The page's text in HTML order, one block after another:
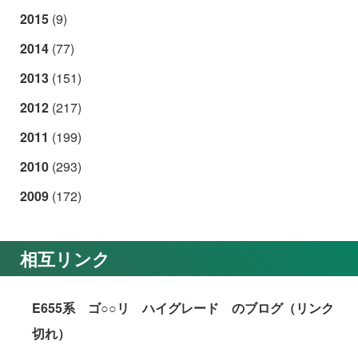
2015 (9)
2014 (77)
2013 (151)
2012 (217)
2011 (199)
2010 (293)
2009 (172)
相互リンク
E655系 ゴ○○リ ハイグレード のブログ（リンク
切れ）